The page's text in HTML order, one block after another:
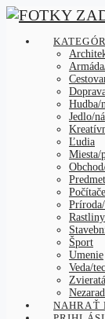
Hudba/
Jedlo/
Ľudia
Miesta/
Šport
Umenie
Veda/
Zvieratá
NAHRAŤ